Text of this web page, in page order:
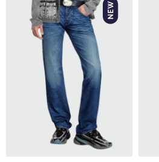
SELECCIONAR TALLE